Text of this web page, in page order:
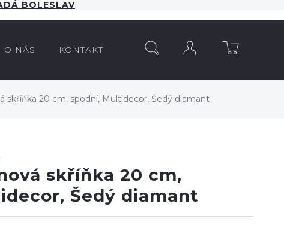
BOLESLAV
O NÁS KONTAKT
skříňka 20 cm, spodní, Multidecor, Šedý diamant
skříňka 20 cm,
Šedý diamant